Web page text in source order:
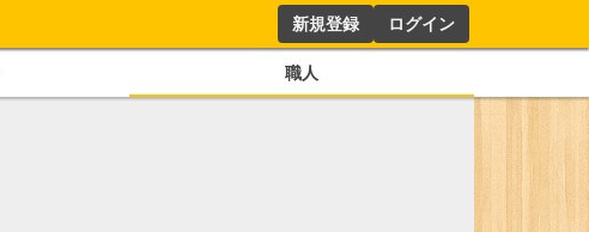
新規登録 ログイン
職人